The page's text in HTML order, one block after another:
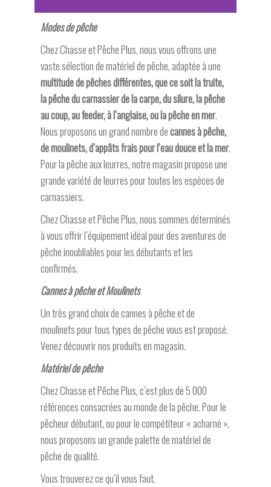
Modes de pêche
Chez Chasse et Pêche Plus, nous vous offrons une
vaste sélection de matériel de pêche, adaptée à une
multitude de pêches différentes, que ce soit la truite,
la pêche du carnassier de la carpe, du silure, la pêche
au coup, au feeder, à l’anglaise, ou la pêche en mer.
Nous proposons un grand nombre decannes à pêche,
de moulinets, d’appâts frais pour l’eau douce et la mer.
Pour la pêche aux leurres, notre magasin propose une
grande variété de leurres pour toutes lesespècesde
carnassiers.
Chez Chasse et Pêche Plus, nous sommes déterminés
à vous offrir l’équipement idéal pour des aventures de
pêche inoubliables pour les débutants et les
confirmés.
Cannes à pêche et Moulinets
Un très grand choix de cannes à pêche et de
moulinets pour tous types de pêche vous est proposé.
Venez découvrir nos produits en magasin.
Matériel de pêche
Chez Chasse et Pêche Plus, c’est plus de 5 000
références consacrées au monde de la pêche. Pour le
pêcheur débutant, ou pour le compétiteur « acharné »,
nous proposons un grande palette de matériel de
pêche de qualité.
Vous trouverez ce qu’il vous faut.